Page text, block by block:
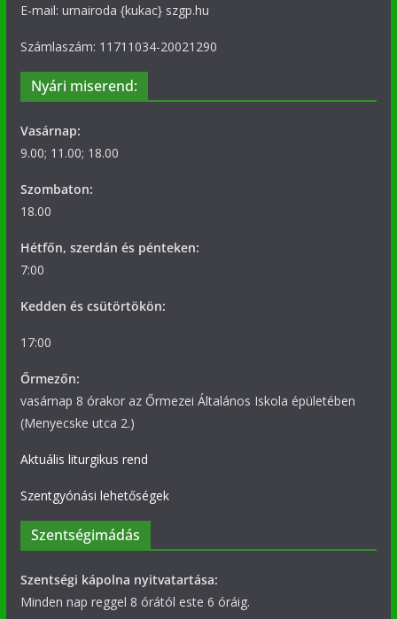
E-mail: urnairoda {kukac} szgp.hu
Számlaszám: 11711034-20021290
Nyári miserend:
Vasárnap:
9.00; 11.00; 18.00
Szombaton:
18.00
Hétfőn, szerdán és pénteken:
7:00
Kedden és csütörtökön:
17:00
Őrmezőn:
vasárnap 8 órakor az Őrmezei Általános Iskola épületében
(Menyecske utca 2.)
Aktuális liturgikus rend
Szentgyónási lehetőségek
Szentségimádás
Szentségi kápolna nyitvatartása:
Minden nap reggel 8 órától este 6 óráig.